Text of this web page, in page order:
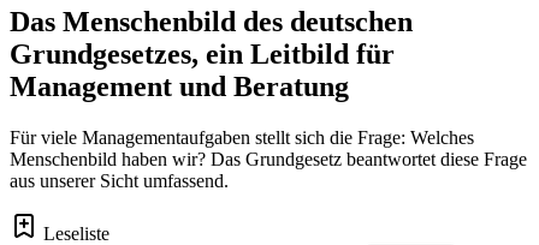
Das Menschenbild des deutschen
Grundgesetzes, ein Leitbild für
Management und Beratung
Für viele Managementaufgaben stellt sich die Frage: Welches
Menschenbild haben wir? Das Grundgesetz beantwortet diese Frage
aus unserer Sicht umfassend.
Leseliste